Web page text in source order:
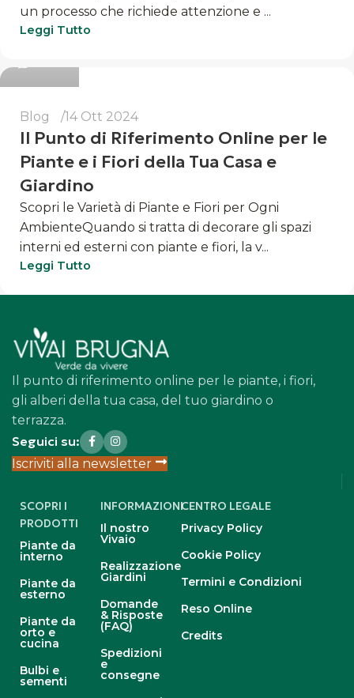
un processo che richiede attenzione e ...
Leggi Tutto
Luigi
Blog 14 Ott 2024
Il Punto di Riferimento Online per le
Piante e i Fiori della Tua Casa e
Giardino
Scopri le Varietà di Piante e Fiori per Ogni
AmbienteQuando si tratta di decorare gli spazi
interni ed esterni con piante e fiori, la v...
Leggi Tutto
Il punto di riferimento online per le piante, i fiori,
gli alberi della tua casa, del tuo giardino o
terrazza.
Seguici su:
Iscriviti alla newsletter
SCOPRI I
PRODOTTI
Piante da
interno
Piante da
esterno
Piante da
orto e
cucina
Bulbi e
sementi
INFORMAZIONI
Il nostro
Vivaio
Realizzazione
Giardini
Domande
& Risposte
(FAQ)
Spedizioni
e
consegne
CENTRO LEGALE
Privacy Policy
Cookie Policy
Termini e Condizioni
Reso Online
Credits